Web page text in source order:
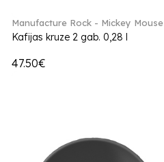
Manufacture Rock - Mickey Mouse
Kafijas kruze 2 gab. 0,28 l
47.50€